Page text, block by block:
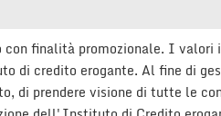
con finalità promozionale. I
di credito erogante. Al fine di
di prendere visione di tutte le